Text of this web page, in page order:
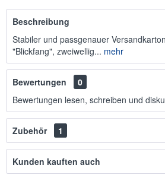
Beschreibung
Stabiler und passgenauer
"Blickfang", zweiwellig... mehr
Bewertungen
0
Bewertungen lesen, schreiben und
Zubehör 1
Kunden kauften auch